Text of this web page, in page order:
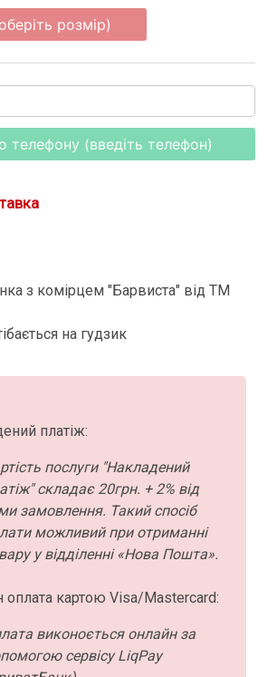
розмір)
телефону (введіть телефон)
з комірцем "Барвиста" від ТМ
на гудзик
платіж:
послуги "Накладений
складає 20грн. + 2% від
замовлення. Такий спосіб
можливий при отриманні
у відділенні «Нова Пошта».
оплата картою Visa/Mastercard:
виконоється онлайн за
сервісу LiqPay